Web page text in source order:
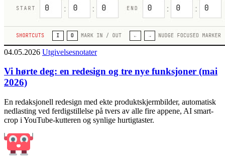
04.05.2026 Utgivelsesnotater
Vi hørte deg: en redesign og tre nye funksjoner (mai
2026)
En redaksjonell redesign med ekte produktskjermbilder, automatisk
nedlasting ved ferdigstillelse på tvers av alle fire appene, AI smart-
crop i YouTube-kutteren og synlige hurtigtaster.